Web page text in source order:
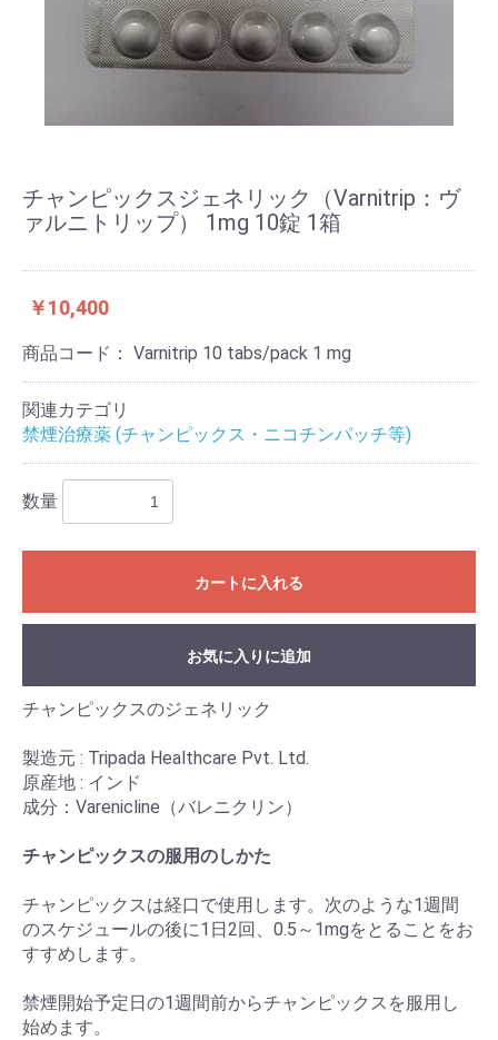
チャンピックスジェネリック（Varnitrip：ヴ
ァルニトリップ） 1mg 10錠 1箱
￥10,400
商品コード： Varnitrip 10 tabs/pack 1 mg
関連カテゴリ
禁煙治療薬 (チャンピックス・ニコチンパッチ等)
数量
カートに入れる
お気に入りに追加
チャンピックスのジェネリック
製造元 : Tripada Healthcare Pvt. Ltd.
原産地 : インド
成分：Varenicline（バレニクリン）
チャンピックスの服用のしかた
チャンピックスは経口で使用します。次のような1週間
のスケジュールの後に1日2回、0.5～1mgをとることをお
すすめします。
禁煙開始予定日の1週間前からチャンピックスを服用し
始めます。